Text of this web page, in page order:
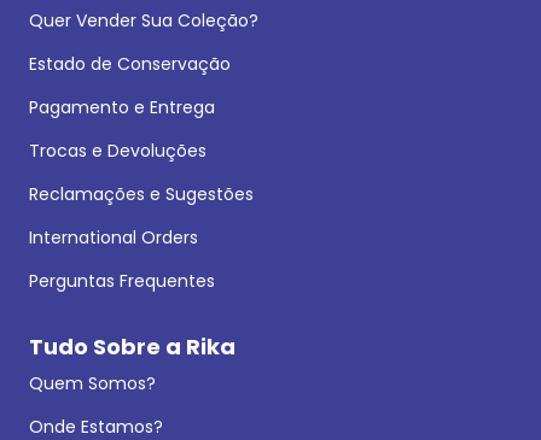
Quer Vender Sua Coleção?
Estado de Conservação
Pagamento e Entrega
Trocas e Devoluções
Reclamações e Sugestões
International Orders
Perguntas Frequentes
Tudo Sobre a Rika
Quem Somos?
Onde Estamos?